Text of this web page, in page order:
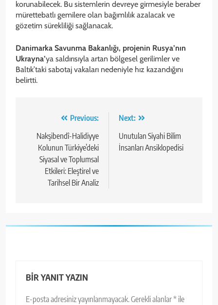
korunabilecek. Bu sistemlerin devreye girmesiyle beraber
mürettebatlı gemilere olan bağımlılık azalacak ve
gözetim sürekliliği sağlanacak.
Danimarka Savunma Bakanlığı, projenin Rusya’nın
Ukrayna’ya saldırısıyla artan bölgesel gerilimler ve
Baltık’taki sabotaj vakaları nedeniyle hız kazandığını
belirtti.
gezinmesi
Previous:
Nakşibendî-Halidiyye
Kolunun Türkiye’deki
Siyasal ve Toplumsal
Etkileri: Eleştirel ve
Tarihsel Bir Analiz
Next:
Unutulan Siyahi Bilim
İnsanları Ansiklopedisi
BIR YANIT YAZIN
E-posta adresiniz yayınlanmayacak.Gerekli alanlar* ile